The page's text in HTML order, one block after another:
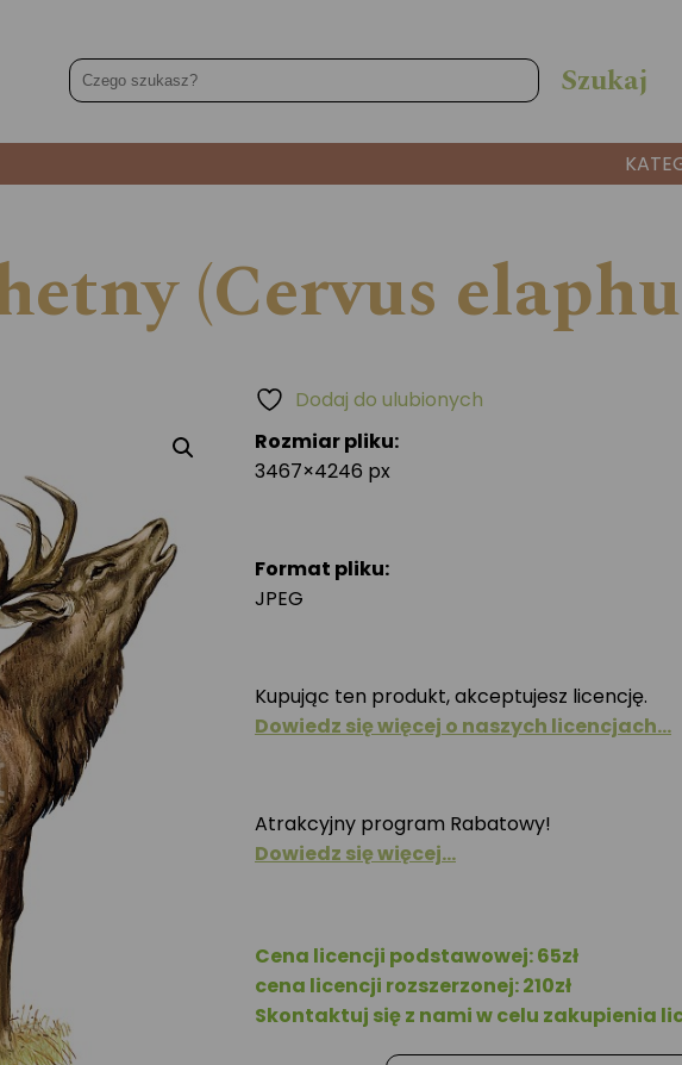
(Cervus
Rozmiar pliku:
3467×4246 px
Format pliku:
JPEG
Kupując ten produkt, akceptujesz licencję.
Dowiedz się więcej o naszych licencjach…
Atrakcyjny program Rabatowy!
Dowiedz się więcej…
Cena licencji podstawowej: 65zł
cena licencji rozszerzonej: 210zł
Skontaktuj się z nami w celu zakupienia
Dodaj do ulubionych